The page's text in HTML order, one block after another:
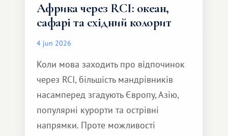
Африка через RCI: океан,
сафарі та східний колорит
4 jun 2026
Коли мова заходить про відпочинок
через RCI, більшість мандрівників
насамперед згадують Європу, Азію,
популярні курорти та острівні
напрямки. Проте можливості